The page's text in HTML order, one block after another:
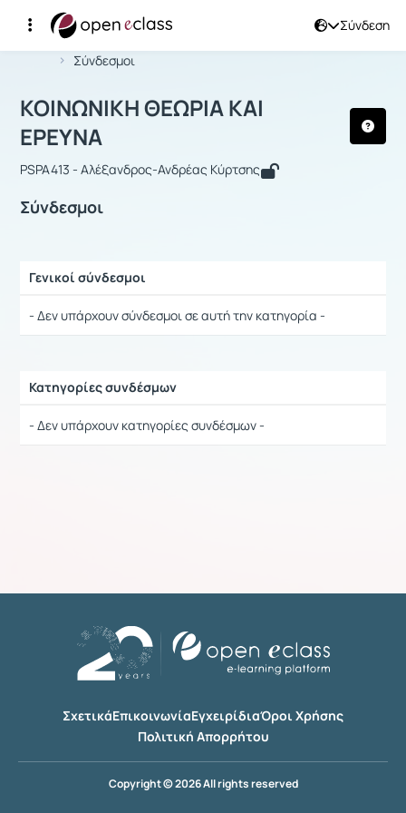
Σύνδεση
Αρχική Σελίδα
Σύνδεσμοι
Μάθημα : ΚΟΙΝΩΝΙΚΗ ΘΕΩΡΙΑ ΚΑΙ
ΚΟΙΝΩΝΙΚΗ ΘΕΩΡΙΑ ΚΑΙ
ΕΡΕΥΝΑ
PSPA413 - Αλέξανδρος-Ανδρέας Κύρτσης
Σύνδεσμοι
Γενικοί σύνδεσμοι
- Δεν υπάρχουν σύνδεσμοι σε αυτή την κατηγορία -
Κατηγορίες συνδέσμων
- Δεν υπάρχουν κατηγορίες συνδέσμων -
ΣχετικάΕπικοινωνίαΕγχειρίδιαΌροι Χρήσης
Πολιτική Απορρήτου
Copyright © 2026 All rights reserved